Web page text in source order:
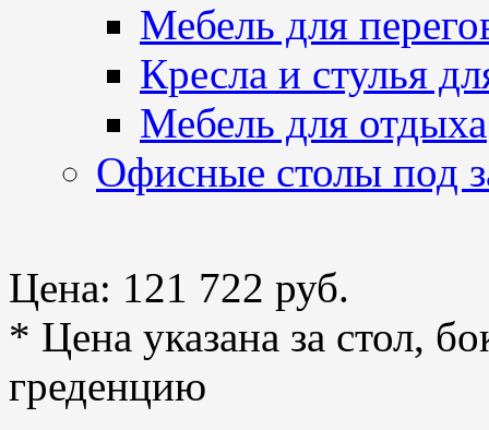
Мебель для
Кресла и стулья
Мебель для отдыха
Офисные столы под
Цена: 121 722 руб.
* Цена указана за стол,
греденцию